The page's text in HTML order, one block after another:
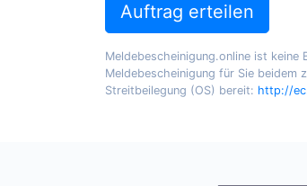
Auftrag erteilen
Meldebescheinigung.online ist
Meldebescheinigung für Sie beidem
Streitbeilegung (OS) bereit: http://